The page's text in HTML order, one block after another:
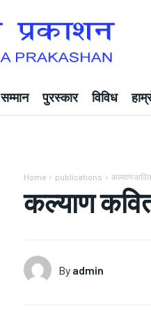
सम्मान पुरस्कार विविध
Home publications कल्याण
कल्याण
By admin